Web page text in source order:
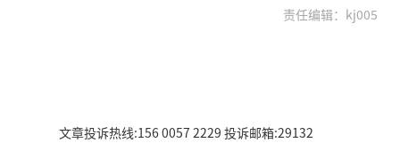
责任编辑：kj005
文章投诉热线:156 0057 2229 投诉邮箱:29132